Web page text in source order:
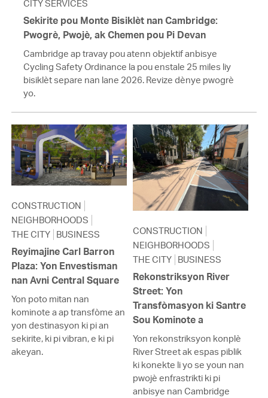
CITY SERVICES
Sekirite pou Monte Bisiklèt nan Cambridge:
Pwogrè, Pwojè, ak Chemen pou Pi Devan
Cambridge ap travay pou atenn objektif anbisye
Cycling Safety Ordinance la pou enstale 25 miles liy
bisiklèt separe nan lane 2026. Revize dènye pwogrè
yo.
CONSTRUCTION
NEIGHBORHOODS
THE CITY BUSINESS
Reyimajine Carl Barron
Plaza: Yon Envestisman
nan Avni Central Square
Yon poto mitan nan
kominote a ap transfòme an
yon destinasyon ki pi an
sekirite, ki pi vibran, e ki pi
akeyan.
CONSTRUCTION
NEIGHBORHOODS
THE CITY BUSINESS
Rekonstriksyon River
Street: Yon
Transfòmasyon ki Santre
Sou Kominote a
Yon rekonstriksyon konplè
River Street ak espas piblik
ki konekte li yo se youn nan
pwojè enfrastrikti ki pi
anbisye nan Cambridge